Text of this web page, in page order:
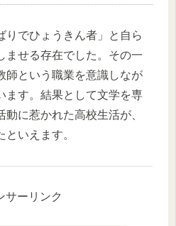
りでひょうきん者」と自ら
ませる存在でした。その一
師という職業を意識しなが
ます。結果として文学を専
に惹かれた高校生活が、
いえます。
サーリンク